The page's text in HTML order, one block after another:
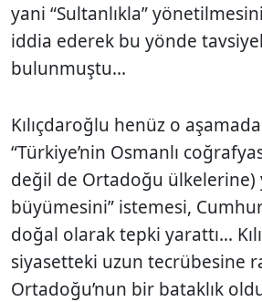
yani “Sultanlıkla”
iddia ederek bu yönde
bulunmuştu...
Kılıçdaroğlu henüz o
“Türkiye’nin Osmanlı
değil de Ortadoğu ülkelerine)
büyümesini” istemesi,
doğal olarak tepki yarattı...
siyasetteki uzun tecrübesine
Ortadoğu’nun bir bataklık